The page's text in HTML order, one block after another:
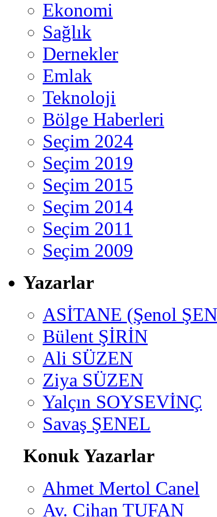
Ekonomi
Sağlık
Dernekler
Emlak
Teknoloji
Bölge Haberleri
Seçim 2024
Seçim 2019
Seçim 2015
Seçim 2014
Seçim 2011
Seçim 2009
Yazarlar
ASİTANE (Şenol
Bülent ŞİRİN
Ali SÜZEN
Ziya SÜZEN
Yalçın SOYSEVİNÇ
Savaş ŞENEL
Konuk Yazarlar
Ahmet Mertol Canel
Av. Cihan TUFAN